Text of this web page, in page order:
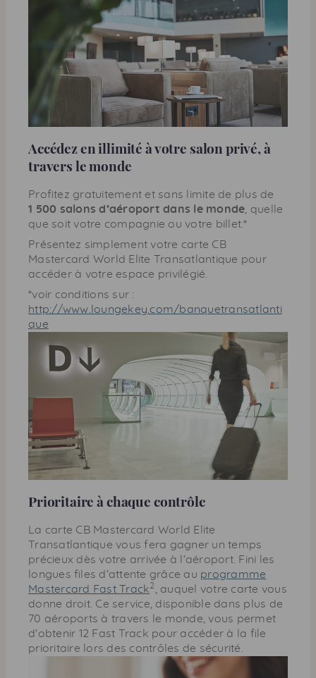
Accédez en illimité à votre salon privé, à
travers le monde
Proﬁtez gratuitement et sans limite de plus de
1 500 salons d’aéroport dans le monde , quelle
que soit votre compagnie ou votre billet.*
Présentez simplement votre carte CB
Mastercard World Elite Transatlantique pour
accéder à votre espace privilégié.
*voir conditions sur :
http://www.loungekey.com/banquetransatlanti
que
Prioritaire à chaque contrôle
La carte CB Mastercard World Elite
Transatlantique vous fera gagner un temps
précieux dès votre arrivée à l’aéroport. Fini les
longues ﬁles d’attente grâce au programme
Mastercard Fast Track2 , auquel votre carte vous
donne droit. Ce service, disponible dans plus de
70 aéroports à travers le monde, vous permet
d'obtenir 12 Fast Track pour accéder à la ﬁle
prioritaire lors des contrôles de sécurité.